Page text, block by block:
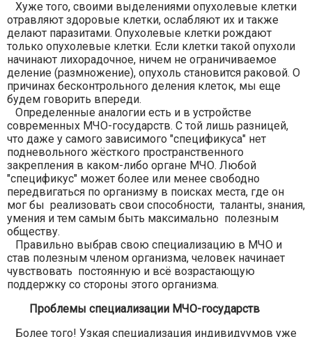
Хуже того, своими выделениями опухолевые клетки
отравляют здоровые клетки, ослабляют их и также
делают паразитами. Опухолевые клетки рождают
только опухолевые клетки. Если клетки такой опухоли
начинают лихорадочное, ничем не ограничиваемое
деление (размножение), опухоль становится раковой. О
причинах бесконтрольного деления клеток, мы еще
будем говорить впереди.
Определенные аналогии есть и в устройстве
современных МЧО-государств. С той лишь разницей,
что даже у самого зависимого "спецификуса" нет
подневольного жёсткого пространственного
закрепления в каком-либо органе МЧО. Любой
"спецификус" может более или менее свободно
передвигаться по организму в поисках места, где он
мог бы реализовать свои способности, таланты, знания,
умения и тем самым быть максимально полезным
обществу.
Правильно выбрав свою специализацию в МЧО и
став полезным членом организма, человек начинает
чувствовать постоянную и всё возрастающую
поддержку со стороны этого организма.
Проблемы специализации МЧО-государств
Более того! Узкая специализация индивидуумов уже